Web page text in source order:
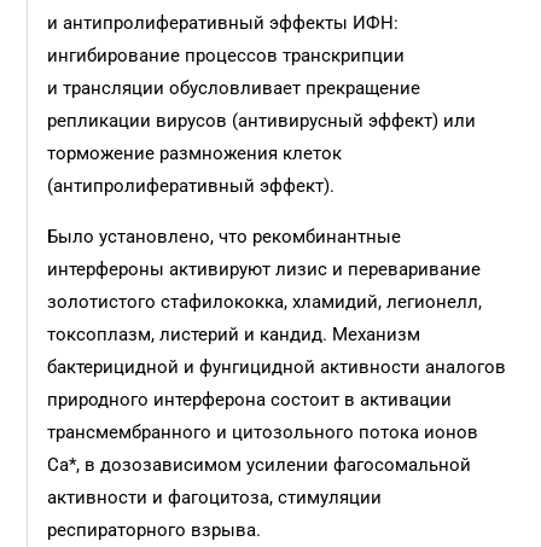
и антипролиферативный эффекты ИФН:
ингибирование процессов транскрипции
и трансляции обусловливает прекращение
репликации вирусов (антивирусный эффект) или
торможение размножения клеток
(антипролиферативный эффект).
Было установлено, что рекомбинантные
интерфероны активируют лизис и переваривание
золотистого стафилококка, хламидий, легионелл,
токсоплазм, листерий и кандид. Механизм
бактерицидной и фунгицидной активности аналогов
природного интерферона состоит в активации
трансмембранного и цитозольного потока ионов
Са*, в дозозависимом усилении фагосомальной
активности и фагоцитоза, стимуляции
респираторного взрыва.